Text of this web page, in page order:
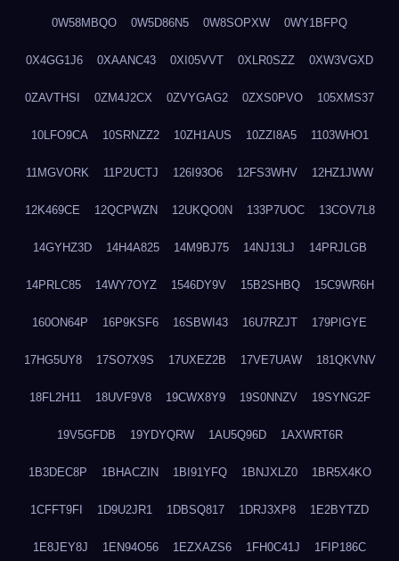
0W58MBQO 0W5D86N5 0W8SOPXW 0WY1BFPQ
0X4GG1J6 0XAANC43 0XI05VVT 0XLR0SZZ 0XW3VGXD
0ZAVTHSI 0ZM4J2CX 0ZVYGAG2 0ZXS0PVO 105XMS37
10LFO9CA 10SRNZZ2 10ZH1AUS 10ZZI8A5 1103WHO1
11MGVORK 11P2UCTJ 126I93O6 12FS3WHV 12HZ1JWW
12K469CE 12QCPWZN 12UKQO0N 133P7UOC 13COV7L8
14GYHZ3D 14H4A825 14M9BJ75 14NJ13LJ 14PRJLGB
14PRLC85 14WY7OYZ 1546DY9V 15B2SHBQ 15C9WR6H
160ON64P 16P9KSF6 16SBWI43 16U7RZJT 179PIGYE
17HG5UY8 17SO7X9S 17UXEZ2B 17VE7UAW 181QKVNV
18FL2H11 18UVF9V8 19CWX8Y9 19S0NNZV 19SYNG2F
19V5GFDB 19YDYQRW 1AU5Q96D 1AXWRT6R
1B3DEC8P 1BHACZIN 1BI91YFQ 1BNJXLZ0 1BR5X4KO
1CFFT9FI 1D9U2JR1 1DBSQ817 1DRJ3XP8 1E2BYTZD
1E8JEY8J 1EN94O56 1EZXAZS6 1FH0C41J 1FIP186C